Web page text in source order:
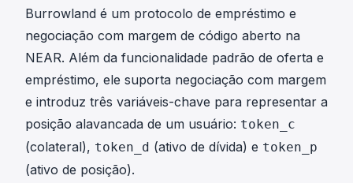
Burrowland é um protocolo de empréstimo e
negociação com margem de código aberto na
NEAR. Além da funcionalidade padrão de oferta e
empréstimo, ele suporta negociação com margem
e introduz três variáveis-chave para representar a
posição alavancada de um usuário: token_c
(colateral), token_d (ativo de dívida) e token_p
(ativo de posição).